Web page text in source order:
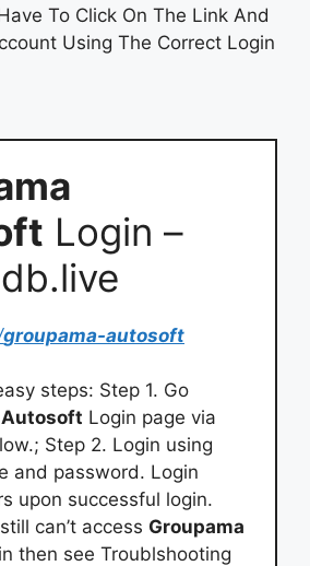
To Click On The Link And
Using The Correct Login
Login –
groupama-autosoft
steps: Step 1. Go
Autosoft Login page via
Step 2. Login using
and password. Login
upon successful login.
can’t access Groupama
then see Troublshooting